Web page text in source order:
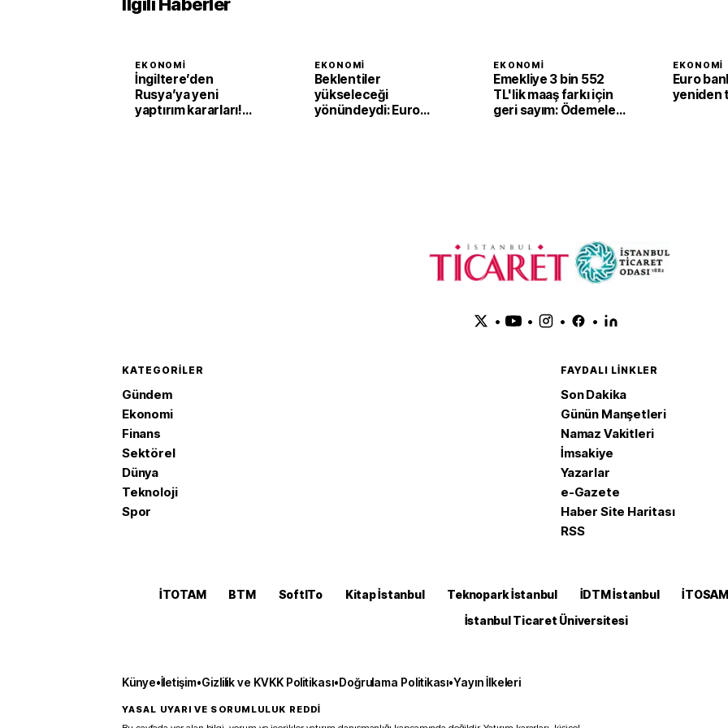
EKONOMI
İngiltere’den
Rusya’ya yeni
yaptırım kararları!
EKONOMI
Beklentiler
yükseleceği
yönündeydi: Euro
EKONOMI
Emekliye 3 bin 552
TL'lik maaş farkı için
geri sayım: Ödemeler
EKONOMI
Euro
yeniden
• • • •
KATEGORILER
Gündem
Ekonomi
Finans
Sektörel
Dünya
Teknoloji
Spor
FAYDALI LINKLER
Son Dakika
Günün Manşetleri
Namaz Vakitleri
İmsakiye
Yazarlar
e-Gazete
Haber Site Haritası
RSS
İTOTAM BTM SoftITo Kitap İstanbul Teknopark İstanbul İDTM İstanbul İTOSAM
İstanbul Ticaret Üniversitesi
Künye•İletişim•Gizlilik ve KVKK Politikası•Doğrulama Politikası•Yayın İlkeleri
YASAL UYARI VE SORUMLULUK REDDİ